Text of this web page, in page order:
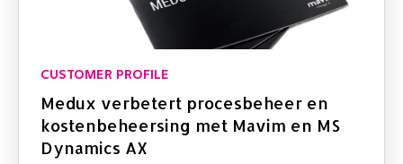
CUSTOMER PROFILE
Medux verbetert procesbeheer en
kostenbeheersing met Mavim en MS
Dynamics AX